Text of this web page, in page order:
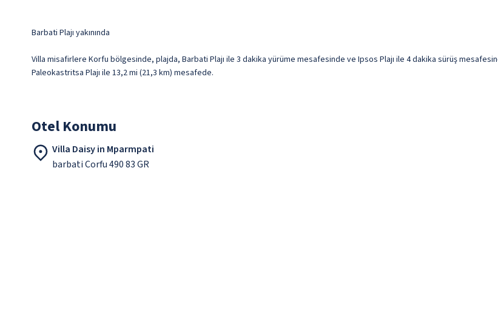
Barbati Plajı yakınında
Villa misafirlere Korfu bölgesinde, plajda, Barbati Plajı ile 3 dakika yürüme mesafesinde ve Ipsos Plajı ile 4 dakika sürüş
Paleokastritsa Plajı ile 13,2 mi (21,3 km) mesafede.
Otel Konumu
Villa Daisy in Mparmpati
barbati Corfu 490 83 GR